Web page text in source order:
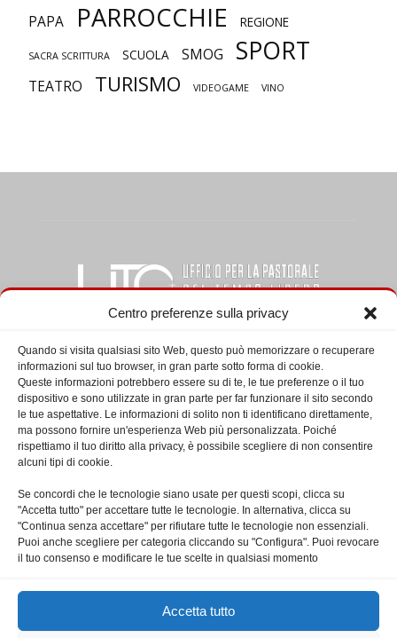
Centro preferenze sulla privacy
Quando si visita qualsiasi sito Web, questo può memorizzare o recuperare
informazioni sul tuo browser, in gran parte sotto forma di cookie.
Queste informazioni potrebbero essere su di te, le tue preferenze o il tuo
dispositivo e sono utilizzate in gran parte per far funzionare il sito secondo
le tue aspettative. Le informazioni di solito non ti identificano direttamente,
ma possono fornire un'esperienza Web più personalizzata. Poiché
rispettiamo il tuo diritto alla privacy, è possibile scegliere di non consentire
alcuni tipi di cookie.
Se concordi che le tecnologie siano usate per questi scopi, clicca su
"Accetta tutto" per accettare tutte le tecnologie. In alternativa, clicca su
"Continua senza accettare" per rifiutare tutte le tecnologie non essenziali.
Puoi anche scegliere per categoria cliccando su "Configura". Puoi revocare
il tuo consenso e modificare le tue scelte in qualsiasi momento
Accetta tutto
PAPA PARROCCHIE REGIONE
SACRA SCRITTURA SCUOLA SMOG SPORT
TEATRO TURISMO VIDEOGAME VINO
CHI SIAMO
L’Ufficio per la pastorale del tempo libero, del turismo e dello
sport del Vicariato di Roma riprende le proprie attività dal
primo marzo 2018. Direttore è don Francesco Indelicato,
Contattaci: uts@diocesidiroma.it